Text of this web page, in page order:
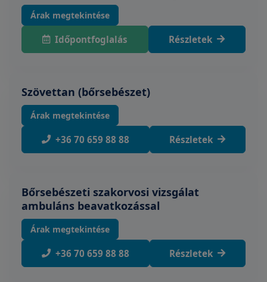
Árak megtekintése
Időpontfoglalás Részletek
Szövettan (bőrsebészet)
Árak megtekintése
+36 70 659 88 88 Részletek
Bőrsebészeti szakorvosi vizsgálat
ambuláns beavatkozással
Árak megtekintése
+36 70 659 88 88 Részletek